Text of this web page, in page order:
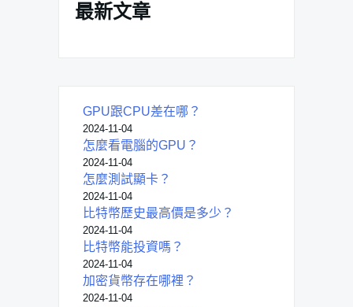
最新文章
GPU跟CPU差在哪？
2024-11-04
怎麼看電腦的GPU？
2024-11-04
怎麼測試顯卡？
2024-11-04
比特幣歷史最高價是多少？
2024-11-04
比特幣能投資嗎？
2024-11-04
加密貨幣存在哪裡？
2024-11-04